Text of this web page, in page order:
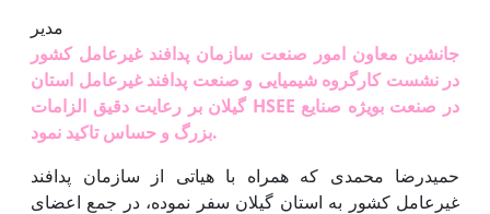
مدیر
جانشین معاون امور صنعت سازمان پدافند غیرعامل کشور
در نشست کارگروه شیمیایی و صنعت پدافند غیرعامل استان
گیلان بر رعایت دقیق الزامات HSEE در صنعت بویژه صنایع
بزرگ و حساس تاکید نمود.
حمیدرضا محمدی که همراه با هیاتی از سازمان پدافند
غیرعامل کشور به استان گیلان سفر نموده، در جمع اعضای